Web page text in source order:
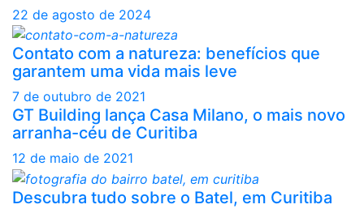
22 de agosto de 2024
Contato com a natureza: benefícios que
garantem uma vida mais leve
7 de outubro de 2021
GT Building lança Casa Milano, o mais novo
arranha-céu de Curitiba
12 de maio de 2021
Descubra tudo sobre o Batel, em Curitiba